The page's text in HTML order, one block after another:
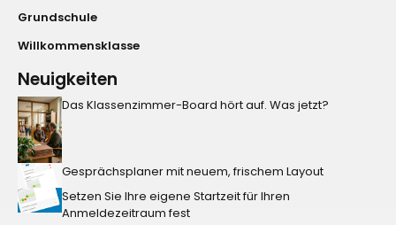
Grundschule
Willkommensklasse
Neuigkeiten
Das Klassenzimmer-Board hört auf. Was jetzt?
Gesprächsplaner mit neuem, frischem Layout
Setzen Sie Ihre eigene Startzeit für Ihren
Anmeldezeitraum fest